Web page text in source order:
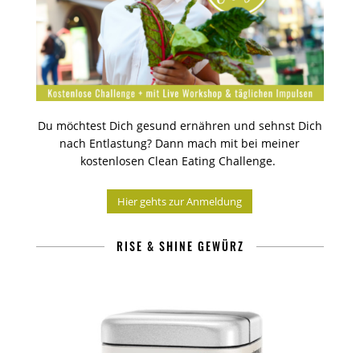
Du möchtest Dich gesund ernähren und sehnst Dich
nach Entlastung? Dann mach mit bei meiner
kostenlosen Clean Eating Challenge.
Hier gehts zur Anmeldung
RISE & SHINE GEWÜRZ